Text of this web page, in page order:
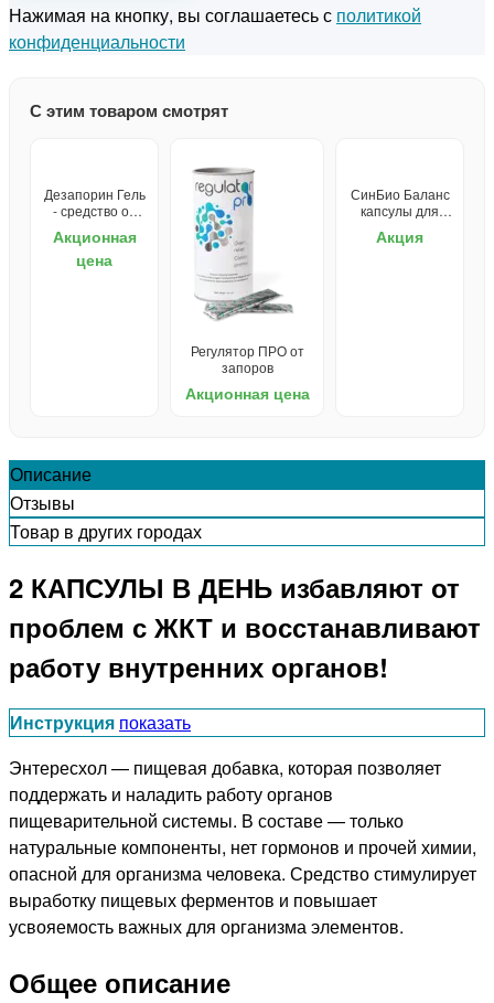
Нажимая на кнопку, вы соглашаетесь с политикой
конфиденциальности
С этим товаром смотрят
Дезапорин Гель
- средство от
Акционная
цена
Регулятор ПРО от
запоров
Акционная цена
СинБио Баланс
капсулы для
Акция
Описание
Отзывы
Товар в других городах
2 КАПСУЛЫ В ДЕНЬ избавляют от
проблем с ЖКТ и восстанавливают
работу внутренних органов!
Инструкция показать
Энтересхол — пищевая добавка, которая позволяет
поддержать и наладить работу органов
пищеварительной системы. В составе — только
натуральные компоненты, нет гормонов и прочей химии,
опасной для организма человека. Средство стимулирует
выработку пищевых ферментов и повышает
усвояемость важных для организма элементов.
Общее описание